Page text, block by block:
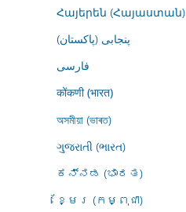
Հայերեն (Հայաստան)
پنجابی (پاکستان)
فارسى
कोंकणी (भारत)
অসমীয়া (ভাৰত)
ગુજરાતી (ભારત)
ಕನ್ನಡ (ಭಾರತ)
ខ្មែរ (កម្ពុជា)